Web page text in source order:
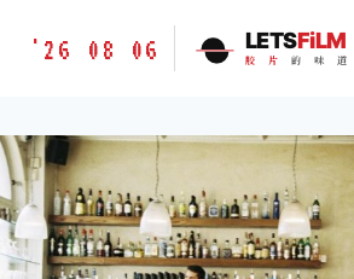
胶
味
道
LETSFILM
'26 08 06 LETSFiLM
胶 片 的 味 道